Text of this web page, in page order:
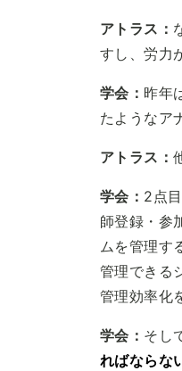
アトラス：
すし、労力
学会： 昨年
たようなア
アトラス：
学会： 2点
師登録・参
ムを管理す
管理できる
管理効率化
学会： そし
ればならな